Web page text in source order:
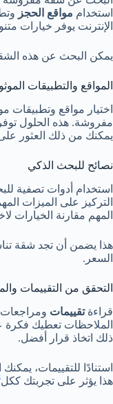
استخدام مواقع الحجز
الإنترنت يوفر خيارات
يمكن البحث عن هذه
المواقع والتطبيقات
اختيار مواقع
مفروشة. هذه الحلول
يمكنك من ذلك العثور
نصائح للبحث الذكي
استخدام أدوات تصفية
التركيز على الميزات
المهم مقارنة الخيارات
هذا يضمن أن تجد شقة
السعر.
التحقق من التقييمات
قراءةتقييمات ومراجعات
الملاحظات تعطيك
ذلك اتخاذ قرار أفضل.
استنادًا للتقييمات،
هذا يؤثر على تجربتك ككل